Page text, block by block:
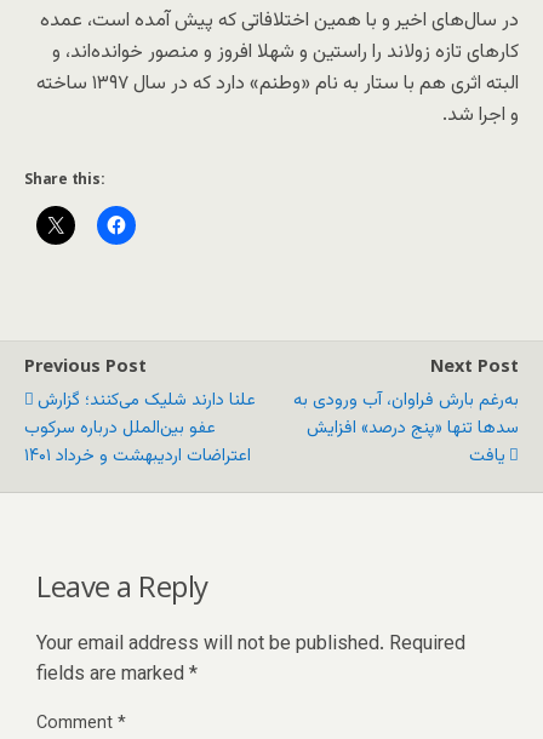
در سال‌های اخیر و با همین اختلافاتی که پیش آمده است، عمده
کارهای تازه زولاند را راستین و شهلا افروز و منصور خوانده‌اند، و
البته اثری هم با ستار به نام «وطنم» دارد که در سال ۱۳۹۷ ساخته
و اجرا شد.
Share this:
Previous Post
علنا دارند شلیک می‌کنند؛ گزارش
عفو بین‌الملل درباره سرکوب
اعتراضات اردیبهشت و خرداد ۱۴۰۱
Next Post
به‌رغم بارش فراوان، آب ورودی به
سدها تنها «پنج درصد» افزایش
یافت
Leave a Reply
Your email address will not be published. Required
fields are marked *
Comment*